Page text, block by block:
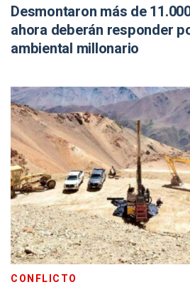
Desmontaron más de
ahora deberán responder
ambiental millonario
CONFLICTO